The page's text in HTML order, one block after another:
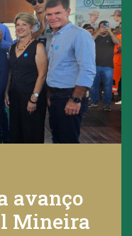
avanço
Mineira